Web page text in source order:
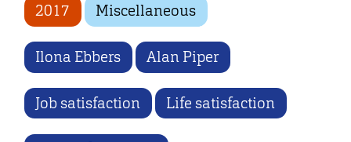
2017 Miscellaneous
Ilona Ebbers Alan Piper
Job satisfaction Life satisfaction